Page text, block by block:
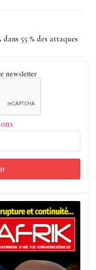
55 % des attaques
newsletter